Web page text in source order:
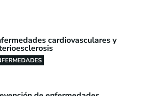
cardiovasculares y